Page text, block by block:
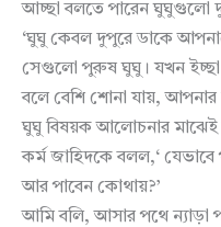
আচ্ছা বলতে পারেন ঘুঘুগুলো
‘ঘুঘু কেবল দুপুরে ডাকে
সেগুলো পুরুষ ঘুঘু। যখন
বলে বেশি শোনা যায়, আপনার
ঘুঘু বিষয়ক আলোচনার মাঝেই
কর্ম জাহিদকে বলল,‘
আর পাবেন কোথায়?’
আমি বলি, আসার পথে ন্যাড়া